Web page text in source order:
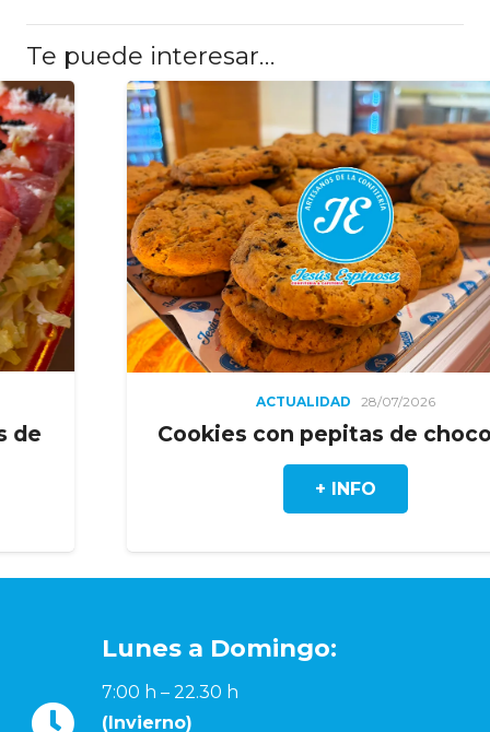
Te puede interesar…
28/07/2026
Cookies con pepitas de chocolate
Lunes a Domingo:
7:00 h – 22.30 h
(Invierno)